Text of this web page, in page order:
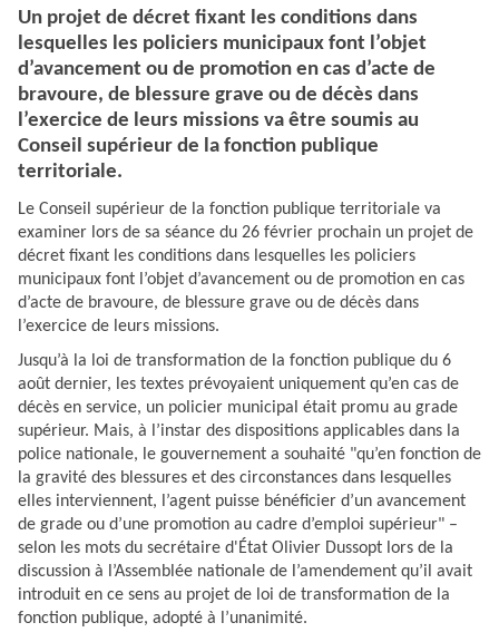
Un projet de décret fixant les conditions dans
lesquelles les policiers municipaux font l’objet
d’avancement ou de promotion en cas d’acte de
bravoure, de blessure grave ou de décès dans
l’exercice de leurs missions va être soumis au
Conseil supérieur de la fonction publique
territoriale.
Le Conseil supérieur de la fonction publique territoriale va
examiner lors de sa séance du 26 février prochain un projet de
décret fixant les conditions dans lesquelles les policiers
municipaux font l’objet d’avancement ou de promotion en cas
d’acte de bravoure, de blessure grave ou de décès dans
l’exercice de leurs missions.
Jusqu’à la loi de transformation de la fonction publique du 6
août dernier, les textes prévoyaient uniquement qu’en cas de
décès en service, un policier municipal était promu au grade
supérieur. Mais, à l’instar des dispositions applicables dans la
police nationale, le gouvernement a souhaité "qu’en fonction de
la gravité des blessures et des circonstances dans lesquelles
elles interviennent, l’agent puisse bénéficier d’un avancement
de grade ou d’une promotion au cadre d’emploi supérieur" –
selon les mots du secrétaire d'État Olivier Dussopt lors de la
discussion à l’Assemblée nationale de l’amendement qu’il avait
introduit en ce sens au projet de loi de transformation de la
fonction publique, adopté à l’unanimité.